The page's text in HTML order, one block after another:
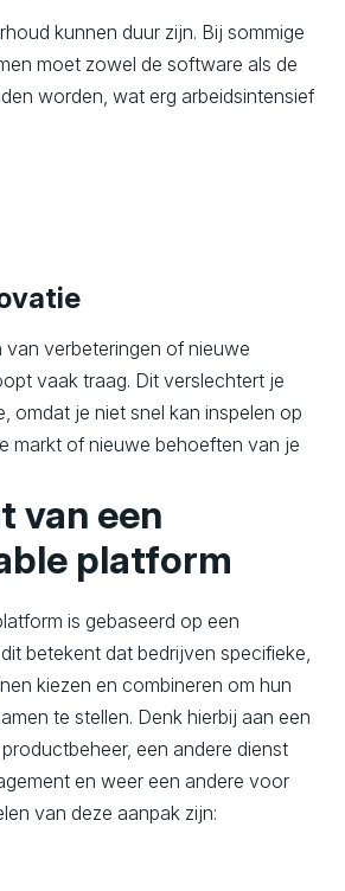
kunnen duur zijn. Bij sommige
moet zowel de software als de
worden, wat erg arbeidsintensief
van verbeteringen of nieuwe
vaak traag. Dit verslechtert je
omdat je niet snel kan inspelen op
markt of nieuwe behoeften van je
van een
platform
is gebaseerd op een
betekent dat bedrijven specifieke,
kiezen en combineren om hun
te stellen. Denk hierbij aan een
een andere dienst
en weer een andere voor
van deze aanpak zijn: